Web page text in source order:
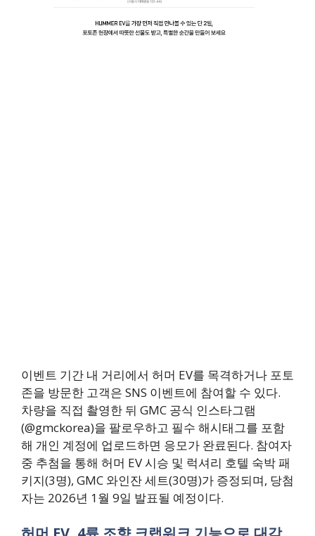
이벤트 기간 내 거리에서 허머 EV를 목격하거나 포토
존을 방문한 고객은 SNS 이벤트에 참여할 수 있다.
차량을 직접 촬영한 뒤 GMC 공식 인스타그램
(@gmckorea)을 팔로우하고 필수 해시태그를 포함
해 개인 계정에 업로드하면 응모가 완료된다. 참여자
중 추첨을 통해 허머 EV 시승 및 럭셔리 호텔 숙박 패
키지(3명), GMC 와인잔 세트(30명)가 증정되며, 당첨
자는 2026년 1월 9일 발표될 예정이다.